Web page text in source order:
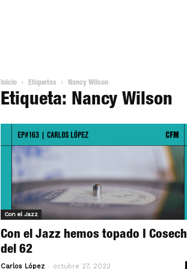
Inicio Etiquetas Nancy Wilson
Etiqueta: Nancy Wilson
Con el Jazz
Con el Jazz hemos topado I
del 62
Carlos López - octubre 27, 2022